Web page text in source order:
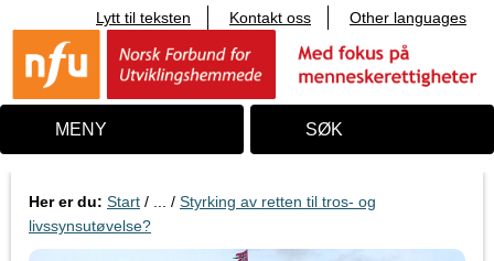
i
n
o
Lytt til teksten Kontakt oss Other languages
MENY SØK
Her er du: Start / ... / Styrking av retten til tros- og
livssynsutøvelse?